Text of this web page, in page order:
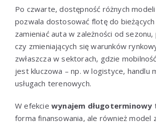
Po czwarte, dostępność różnych
pozwala dostosować flotę do
zamieniać auta w zależności od
czy zmieniających się warunków
zwłaszcza w sektorach, gdzie
jest kluczowa – np. w logistyce, handlu
usługach terenowych.
W efekcie wynajem długoterminowy
forma finansowania, ale również model